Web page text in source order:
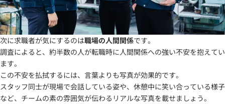
次に求職者が気にするのは職場の人間関係です。
調査によると、約半数の人が転職時に人間関係への強い不安を抱えてい
ます。
この不安を払拭するには、言葉よりも写真が効果的です。
スタッフ同士が現場で会話している姿や、休憩中に笑い合っている様子
など、チームの素の雰囲気が伝わるリアルな写真を載せましょう。